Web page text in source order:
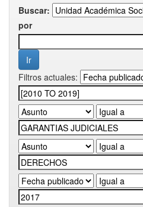
Buscar:
por
Filtros actuales: